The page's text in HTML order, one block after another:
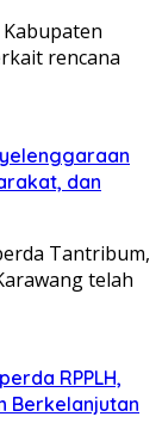
rencana
dan
Tantribum,
telah
RPPLH,
Berkelanjutan